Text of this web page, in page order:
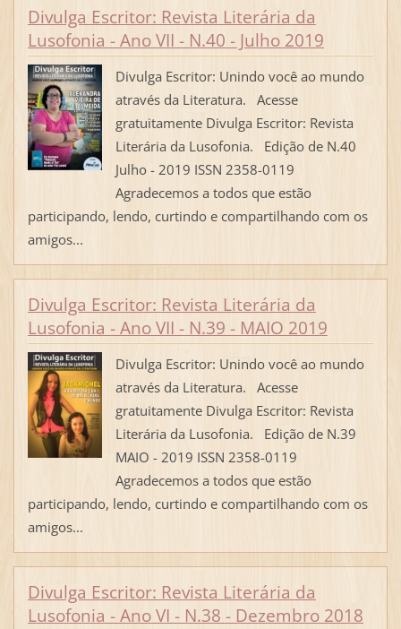
Divulga Escritor: Revista Literária da
Lusofonia - Ano VII - N.40 - Julho 2019
Divulga Escritor: Unindo você ao mundo
através da Literatura. Acesse
gratuitamente Divulga Escritor: Revista
Literária da Lusofonia. Edição de N.40
Julho - 2019 ISSN 2358-0119
Agradecemos a todos que estão
participando, lendo, curtindo e compartilhando com os
amigos...
Divulga Escritor: Revista Literária da
Lusofonia - Ano VII - N.39 - MAIO 2019
Divulga Escritor: Unindo você ao mundo
através da Literatura. Acesse
gratuitamente Divulga Escritor: Revista
Literária da Lusofonia. Edição de N.39
MAIO - 2019 ISSN 2358-0119
Agradecemos a todos que estão
participando, lendo, curtindo e compartilhando com os
amigos...
Divulga Escritor: Revista Literária da
Lusofonia - Ano VI - N.38 - Dezembro 2018